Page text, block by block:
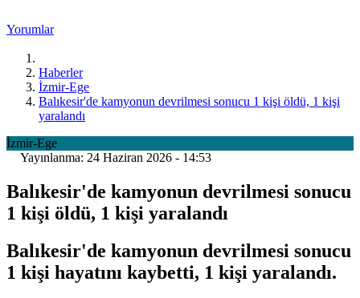
Yorumlar
Haberler
İzmir-Ege
Balıkesir'de kamyonun devrilmesi sonucu 1 kişi öldü, 1 kişi
yaralandı
İzmir-Ege
Yayınlanma: 24 Haziran 2026 - 14:53
Balıkesir'de kamyonun devrilmesi sonucu
1 kişi öldü, 1 kişi yaralandı
Balıkesir'de kamyonun devrilmesi sonucu
1 kişi hayatını kaybetti, 1 kişi yaralandı.